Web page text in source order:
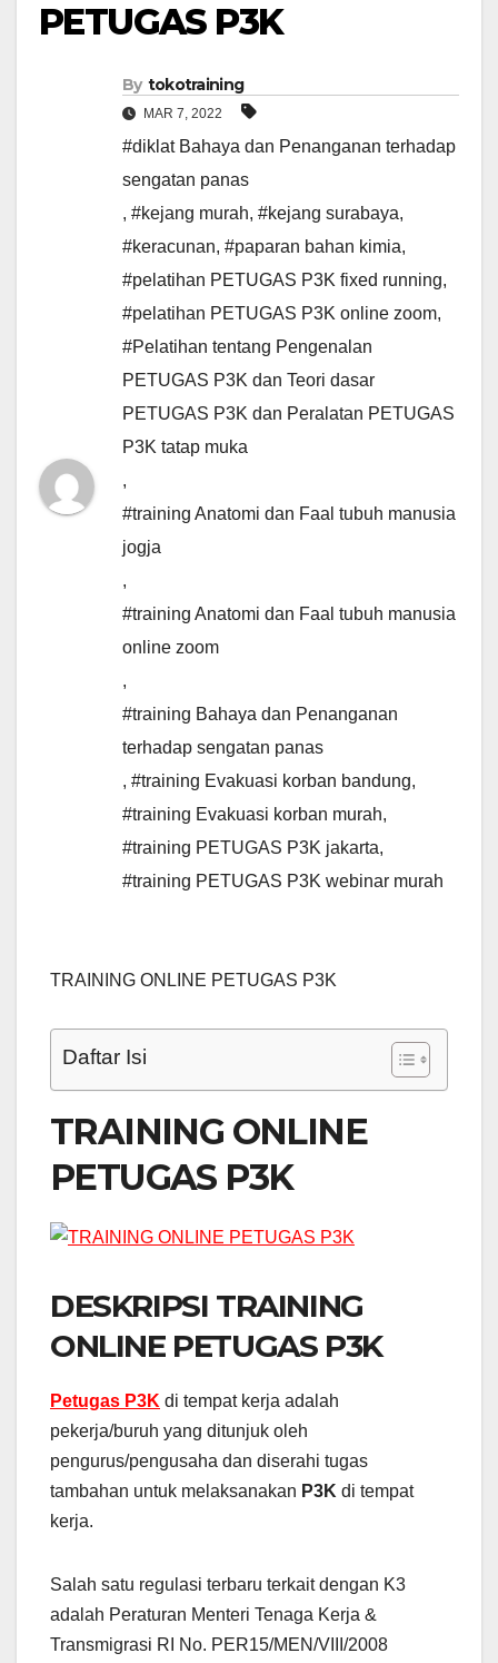
PETUGAS P3K
By tokotraining
MAR 7, 2022
#diklat Bahaya dan Penanganan terhadap
sengatan panas
, #kejang murah, #kejang surabaya,
#keracunan, #paparan bahan kimia,
#pelatihan PETUGAS P3K fixed running,
#pelatihan PETUGAS P3K online zoom,
#Pelatihan tentang Pengenalan
PETUGAS P3K dan Teori dasar
PETUGAS P3K dan Peralatan PETUGAS
P3K tatap muka
,
#training Anatomi dan Faal tubuh manusia
jogja
,
#training Anatomi dan Faal tubuh manusia
online zoom
,
#training Bahaya dan Penanganan
terhadap sengatan panas
, #training Evakuasi korban bandung,
#training Evakuasi korban murah,
#training PETUGAS P3K jakarta,
#training PETUGAS P3K webinar murah
TRAINING ONLINE PETUGAS P3K
Daftar Isi
TRAINING ONLINE
PETUGAS P3K
DESKRIPSI TRAINING
ONLINE PETUGAS P3K
Petugas P3K di tempat kerja adalah
pekerja/buruh yang ditunjuk oleh
pengurus/pengusaha dan diserahi tugas
tambahan untuk melaksanakan P3K di tempat
kerja.
Salah satu regulasi terbaru terkait dengan K3
adalah Peraturan Menteri Tenaga Kerja &
Transmigrasi RI No. PER15/MEN/VIII/2008